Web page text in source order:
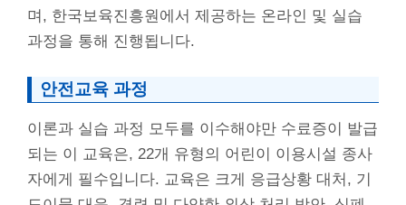
며, 한국보육진흥원에서 제공하는 온라인 및 실습
과정을 통해 진행됩니다.
안전교육 과정
이론과 실습 과정 모두를 이수해야만 수료증이 발급
되는 이 교육은, 22개 유형의 어린이 이용시설 종사
자에게 필수입니다. 교육은 크게 응급상황 대처, 기